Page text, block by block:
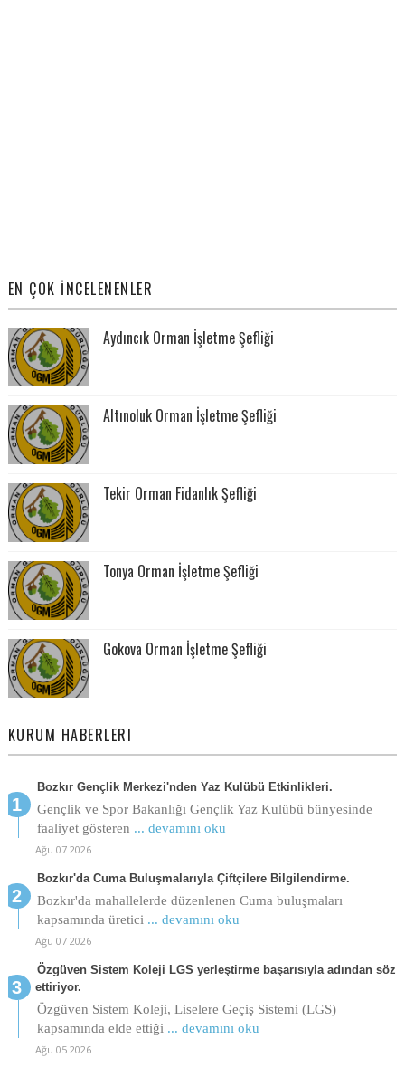
EN ÇOK İNCELENENLER
Aydıncık Orman İşletme Şefliği
Altınoluk Orman İşletme Şefliği
Tekir Orman Fidanlık Şefliği
Tonya Orman İşletme Şefliği
Gokova Orman İşletme Şefliği
KURUM HABERLERI
Bozkır Gençlik Merkezi'nden Yaz Kulübü Etkinlikleri.
Gençlik ve Spor Bakanlığı Gençlik Yaz Kulübü bünyesinde
faaliyet gösteren ... devamını oku
Ağu 07 2026
Bozkır'da Cuma Buluşmalarıyla Çiftçilere Bilgilendirme.
Bozkır'da mahallelerde düzenlenen Cuma buluşmaları
kapsamında üretici ... devamını oku
Ağu 07 2026
Özgüven Sistem Koleji LGS yerleştirme başarısıyla adından söz
ettiriyor.
Özgüven Sistem Koleji, Liselere Geçiş Sistemi (LGS)
kapsamında elde ettiği ... devamını oku
Ağu 05 2026